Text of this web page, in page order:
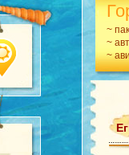
~
~
~